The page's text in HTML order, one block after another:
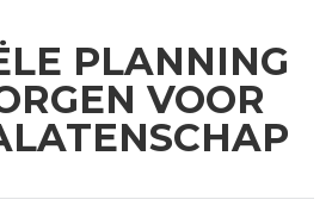
PLANNING
VOOR